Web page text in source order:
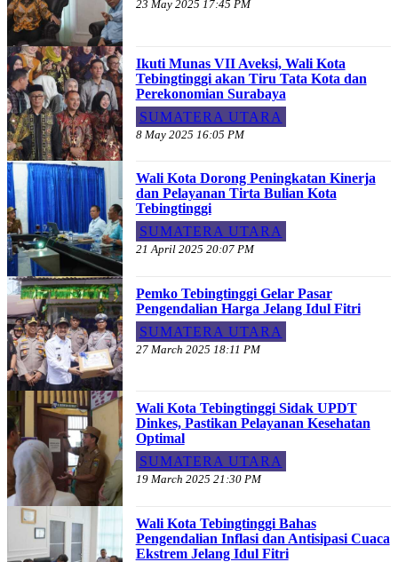
23 May 2025 17:45 PM
Ikuti Munas VII Aveksi, Wali Kota
Tebingtinggi akan Tiru Tata Kota dan
Perekonomian Surabaya
SUMATERA UTARA
8 May 2025 16:05 PM
Wali Kota Dorong Peningkatan Kinerja
dan Pelayanan Tirta Bulian Kota
Tebingtinggi
SUMATERA UTARA
21 April 2025 20:07 PM
Pemko Tebingtinggi Gelar Pasar
Pengendalian Harga Jelang Idul Fitri
SUMATERA UTARA
27 March 2025 18:11 PM
Wali Kota Tebingtinggi Sidak UPDT
Dinkes, Pastikan Pelayanan Kesehatan
Optimal
SUMATERA UTARA
19 March 2025 21:30 PM
Wali Kota Tebingtinggi Bahas
Pengendalian Inflasi dan Antisipasi Cuaca
Ekstrem Jelang Idul Fitri